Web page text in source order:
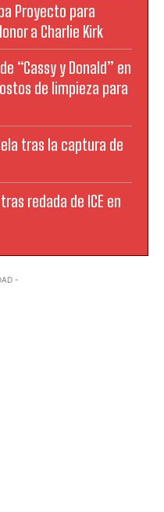
Proyecto para
a Charlie Kirk
“Cassy y Donald” en
de limpieza para
tras la captura de
redada de ICE en
-